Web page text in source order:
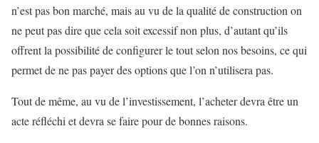
n’est pas bon marché, mais au vu de la qualité de construction on
ne peut pas dire que cela soit excessif non plus, d’autant qu’ils
offrent la possibilité de configurer le tout selon nos besoins, ce qui
permet de ne pas payer des options que l’on n’utilisera pas.
Tout de même, au vu de l’investissement, l’acheter devra être un
acte réfléchi et devra se faire pour de bonnes raisons.